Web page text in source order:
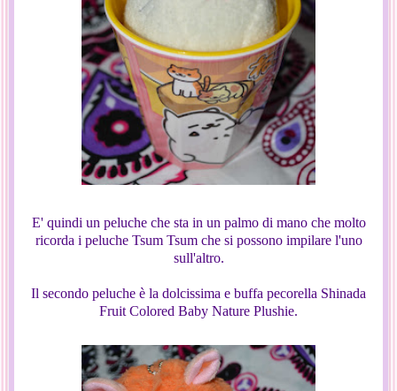
E' quindi un peluche che sta in un palmo di mano che molto
ricorda i peluche Tsum Tsum che si possono impilare l'uno
sull'altro.
Il secondo peluche è la dolcissima e buffa pecorella Shinada
Fruit Colored Baby Nature Plushie.